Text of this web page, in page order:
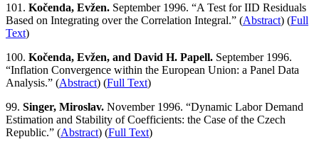
101. Kočenda, Evžen. September 1996. “A Test for IID Residuals
Based on Integrating over the Correlation Integral.” (Abstract) (Full
Text)
100. Kočenda, Evžen, and David H. Papell. September 1996.
“Inflation Convergence within the European Union: a Panel Data
Analysis.” (Abstract) (Full Text)
99. Singer, Miroslav. November 1996. “Dynamic Labor Demand
Estimation and Stability of Coefficients: the Case of the Czech
Republic.” (Abstract) (Full Text)